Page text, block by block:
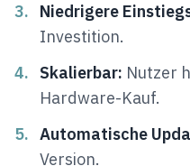
3.
Niedrigere
Investition.
4.
Skalierbar: Nutzer
Hardware-Kauf.
5. Automatische
Version.